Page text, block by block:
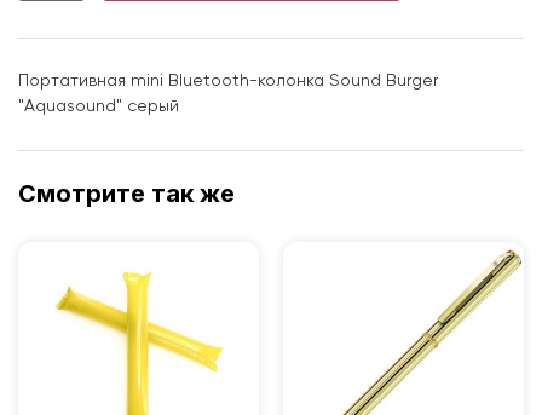
Портативная mini Bluetooth-колонка Sound Burger
"Aquasound" серый
Смотрите так же